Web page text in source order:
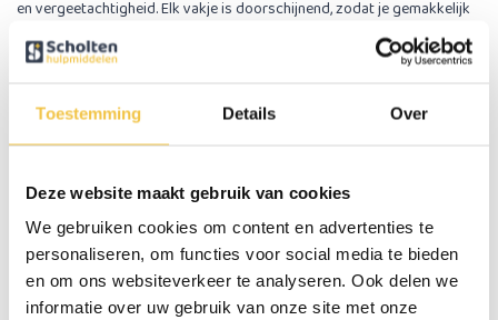
Toestemming Details Over
Deze website maakt gebruik van cookies
We gebruiken cookies om content en advertenties te
personaliseren, om functies voor social media te bieden
en om ons websiteverkeer te analyseren. Ook delen we
informatie over uw gebruik van onze site met onze
en vergeetachtigheid. Elk vakje is doorschijnend, zodat je gemakkelijk
Duidelijke dagaanduiding in het Nederlands
Twee aparte vakjes per dag, voor overdag en ’s avonds
Daarnaast is de pillendoos compact maar ruim genoeg om alle
medicijnen veilig te bewaren. Je neemt de pillendoos makkelijk mee,
bijvoorbeeld op reis of naar je werk. Zo houd je het medicijngebruik
eenvoudig, georganiseerd en zorgeloos.